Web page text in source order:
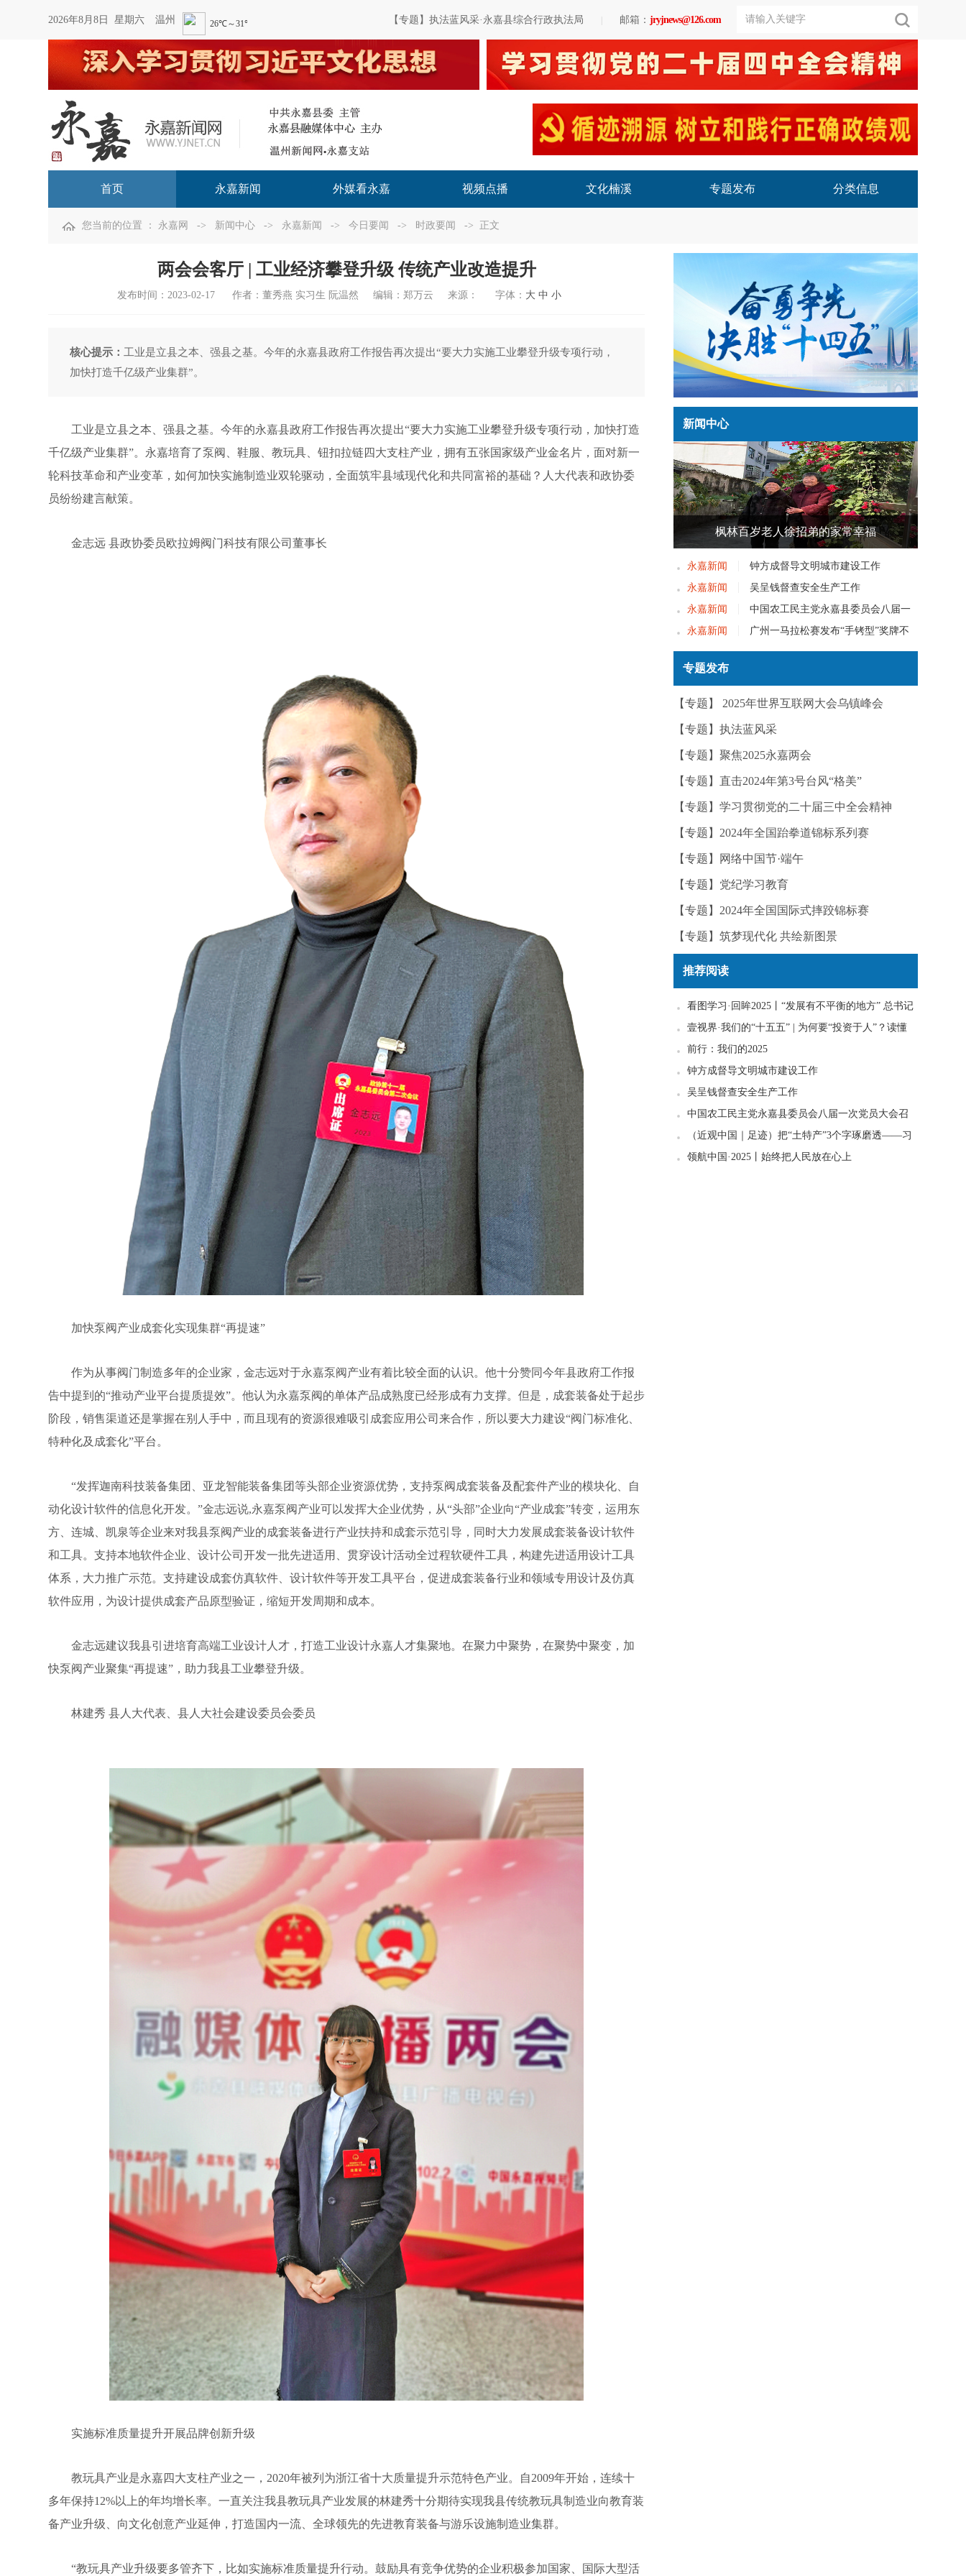
2026年8月8日 星期六 温州 【专题】执法蓝风采·永嘉县综合行政执法局 邮箱： jryjnews@126.com
首页 永嘉新闻 外媒看永嘉 视频点播 文化楠溪 专题发布 分类信息
您当前的位置 ： 永嘉网 -> 新闻中心 -> 永嘉新闻 -> 今日要闻 -> 时政要闻 -> 正文
两会会客厅 | 工业经济攀登升级 传统产业改造提升
发布时间： 2023-02-17 作者：董秀燕 实习生 阮温然 编辑： 郑万云 来源： 字体： 大 中 小
核心提示： 工业是立县之本、强县之基。今年的永嘉县政府工作报告再次提出“要大力实施工业攀登升级专项行动，
加快打造千亿级产业集群”。
工业是立县之本、强县之基。今年的永嘉县政府工作报告再次提出“要大力实施工业攀登升级专项行动，加快打造
千亿级产业集群”。永嘉培育了泵阀、鞋服、教玩具、钮扣拉链四大支柱产业，拥有五张国家级产业金名片，面对新一
轮科技革命和产业变革，如何加快实施制造业双轮驱动，全面筑牢县域现代化和共同富裕的基础？人大代表和政协委
员纷纷建言献策。
金志远 县政协委员欧拉姆阀门科技有限公司董事长
加快泵阀产业成套化实现集群“再提速”
作为从事阀门制造多年的企业家，金志远对于永嘉泵阀产业有着比较全面的认识。他十分赞同今年县政府工作报
告中提到的“推动产业平台提质提效”。他认为永嘉泵阀的单体产品成熟度已经形成有力支撑。但是，成套装备处于起步
阶段，销售渠道还是掌握在别人手中，而且现有的资源很难吸引成套应用公司来合作，所以要大力建设“阀门标准化、
特种化及成套化”平台。
“发挥迦南科技装备集团、亚龙智能装备集团等头部企业资源优势，支持泵阀成套装备及配套件产业的模块化、自
动化设计软件的信息化开发。”金志远说,永嘉泵阀产业可以发挥大企业优势，从“头部”企业向“产业成套”转变，运用东
方、连城、凯泉等企业来对我县泵阀产业的成套装备进行产业扶持和成套示范引导，同时大力发展成套装备设计软件
和工具。支持本地软件企业、设计公司开发一批先进适用、贯穿设计活动全过程软硬件工具，构建先进适用设计工具
体系，大力推广示范。支持建设成套仿真软件、设计软件等开发工具平台，促进成套装备行业和领域专用设计及仿真
软件应用，为设计提供成套产品原型验证，缩短开发周期和成本。
金志远建议我县引进培育高端工业设计人才，打造工业设计永嘉人才集聚地。在聚力中聚势，在聚势中聚变，加
快泵阀产业聚集“再提速”，助力我县工业攀登升级。
林建秀 县人大代表、县人大社会建设委员会委员
实施标准质量提升开展品牌创新升级
教玩具产业是永嘉四大支柱产业之一，2020年被列为浙江省十大质量提升示范特色产业。自2009年开始，连续十
多年保持12%以上的年均增长率。一直关注我县教玩具产业发展的林建秀十分期待实现我县传统教玩具制造业向教育装
备产业升级、向文化创意产业延伸，打造国内一流、全球领先的先进教育装备与游乐设施制造业集群。
“教玩具产业升级要多管齐下，比如实施标准质量提升行动。鼓励具有竞争优势的企业积极参加国家、国际大型活
新闻中心
枫林百岁老人徐招弟的家常幸福
永嘉新闻
钟方成督导文明城市建设工作
永嘉新闻
吴呈钱督查安全生产工作
永嘉新闻
中国农工民主党永嘉县委员会八届一
次党员大会召开
永嘉新闻
广州一马拉松赛发布“手铐型”奖牌不
实——今日辟谣（2025年12月25日）
专题发布
【专题】 2025年世界互联网大会乌镇峰会
【专题】执法蓝风采
【专题】聚焦2025永嘉两会
【专题】直击2024年第3号台风“格美”
【专题】学习贯彻党的二十届三中全会精神
【专题】2024年全国跆拳道锦标系列赛
【专题】网络中国节·端午
【专题】党纪学习教育
【专题】2024年全国国际式摔跤锦标赛
【专题】筑梦现代化 共绘新图景
推荐阅读
看图学习·回眸2025丨“发展有不平衡的地方” 总书记
一直惦念在心
壹视界·我们的“十五五” | 为何要“投资于人”？读懂
政策里的发展密码
前行：我们的2025
钟方成督导文明城市建设工作
吴呈钱督查安全生产工作
中国农工民主党永嘉县委员会八届一次党员大会召
开
（近观中国｜足迹）把“土特产”3个字琢磨透——习
近平走进柚子园
领航中国·2025丨始终把人民放在心上